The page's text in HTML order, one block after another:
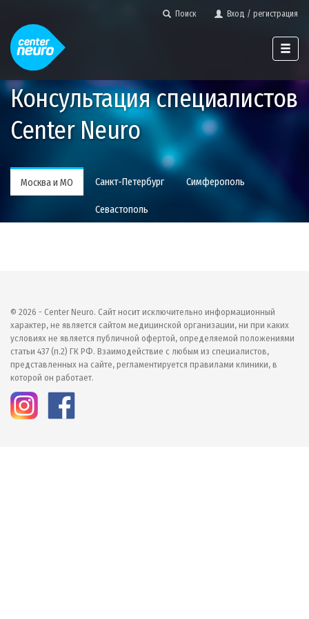
Поиск Вход / регистрация
Консультация специалистов
Center Neuro
Москва и МО Санкт-Петербург Симферополь
Севастополь
© 2026 - Center Neuro. Сайт носит исключительно информационный
характер, не является сайтом медицинской организации, ни при каких
условиях не является публичной офертой, определяемой положениями
статьи 437 (п.2) ГК РФ. Взаимодействие с любым из специалистов,
представленных на сайте, регламентируется правилами клиники, в
которой он работает.